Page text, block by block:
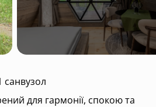
санвузол
для гармонії, спокою та